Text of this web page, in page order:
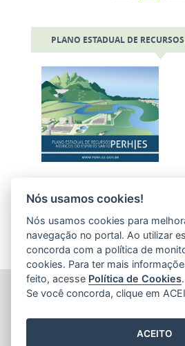
PLANO ESTADUAL DE
AGÊNCIA ESTADUAL DE
(Acesso pela Rua Dep. Nelson
CEP: 29.010-935 -
Nós usamos cookies!
Nós usamos cookies para
navegação no portal. Ao utilizar
concorda com a política de
cookies. Para ter mais
feito, acesse Política de Cookies.
Se você concorda, clique em
ACEITO